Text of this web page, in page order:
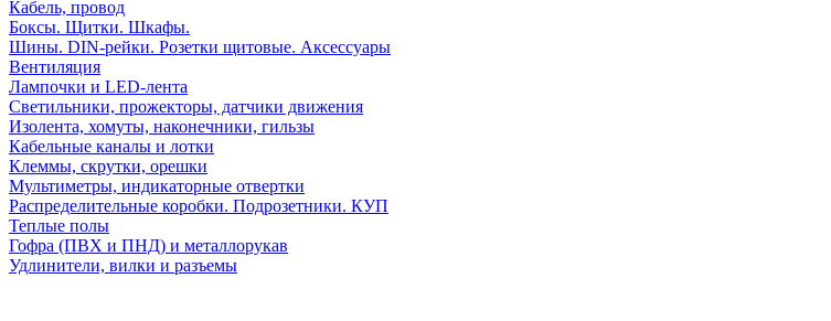
Кабель, провод
Боксы. Щитки. Шкафы.
Шины. DIN-рейки. Розетки щитовые. Аксессуары
Вентиляция
Лампочки и LED-лента
Светильники, прожекторы, датчики движения
Изолента, хомуты, наконечники, гильзы
Кабельные каналы и лотки
Клеммы, скрутки, орешки
Мультиметры, индикаторные отвертки
Распределительные коробки. Подрозетники. КУП
Теплые полы
Гофра (ПВХ и ПНД) и металлорукав
Удлинители, вилки и разъемы